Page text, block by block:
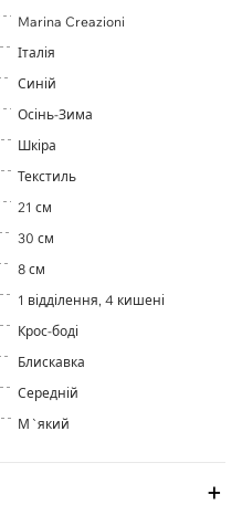
Marina Creazioni
Італія
Синій
Осінь-Зима
Шкіра
Текстиль
21 см
30 см
8 см
1 відділення, 4 кишені
Крос-боді
Блискавка
Середній
М`який